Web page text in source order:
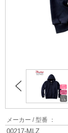
メーカー / 型番 ：
00217-MLZ